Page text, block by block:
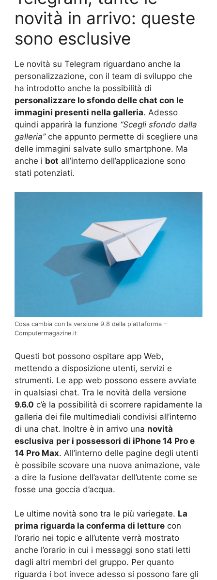
novità in arrivo: queste
sono esclusive
Le novità su Telegram riguardano anche la
personalizzazione, con il team di sviluppo che
ha introdotto anche la possibilità di
personalizzare lo sfondo delle chat con le
immagini presenti nella galleria. Adesso
quindi apparirà la funzione “Scegli sfondo dalla
galleria” che appunto permette di scegliere una
delle immagini salvate sullo smartphone. Ma
anche i bot all’interno dell’applicazione sono
stati potenziati.
Cosa cambia con la versione 9.8 della piattaforma –
Computermagazine.it
Questi bot possono ospitare app Web,
mettendo a disposizione utenti, servizi e
strumenti. Le app web possono essere avviate
in qualsiasi chat. Tra le novità della versione
9.6.0 c’è la possibilità di scorrere rapidamente la
galleria dei file multimediali condivisi all’interno
di una chat. Inoltre è in arrivo una novità
esclusiva per i possessori di iPhone 14 Pro e
14 Pro Max. All’interno delle pagine degli utenti
è possibile scovare una nuova animazione, vale
a dire la fusione dell’avatar dell’utente come se
fosse una goccia d’acqua.
Le ultime novità sono tra le più variegate. La
prima riguarda la conferma di letture con
l’orario nei topic e all’utente verrà mostrato
anche l’orario in cui i messaggi sono stati letti
dagli altri membri del gruppo. Per quanto
riguarda i bot invece adesso si possono fare gli